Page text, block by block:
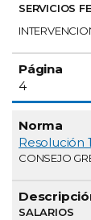
SERVICIOS
4
Resolución
CONSEJO
SALARIOS